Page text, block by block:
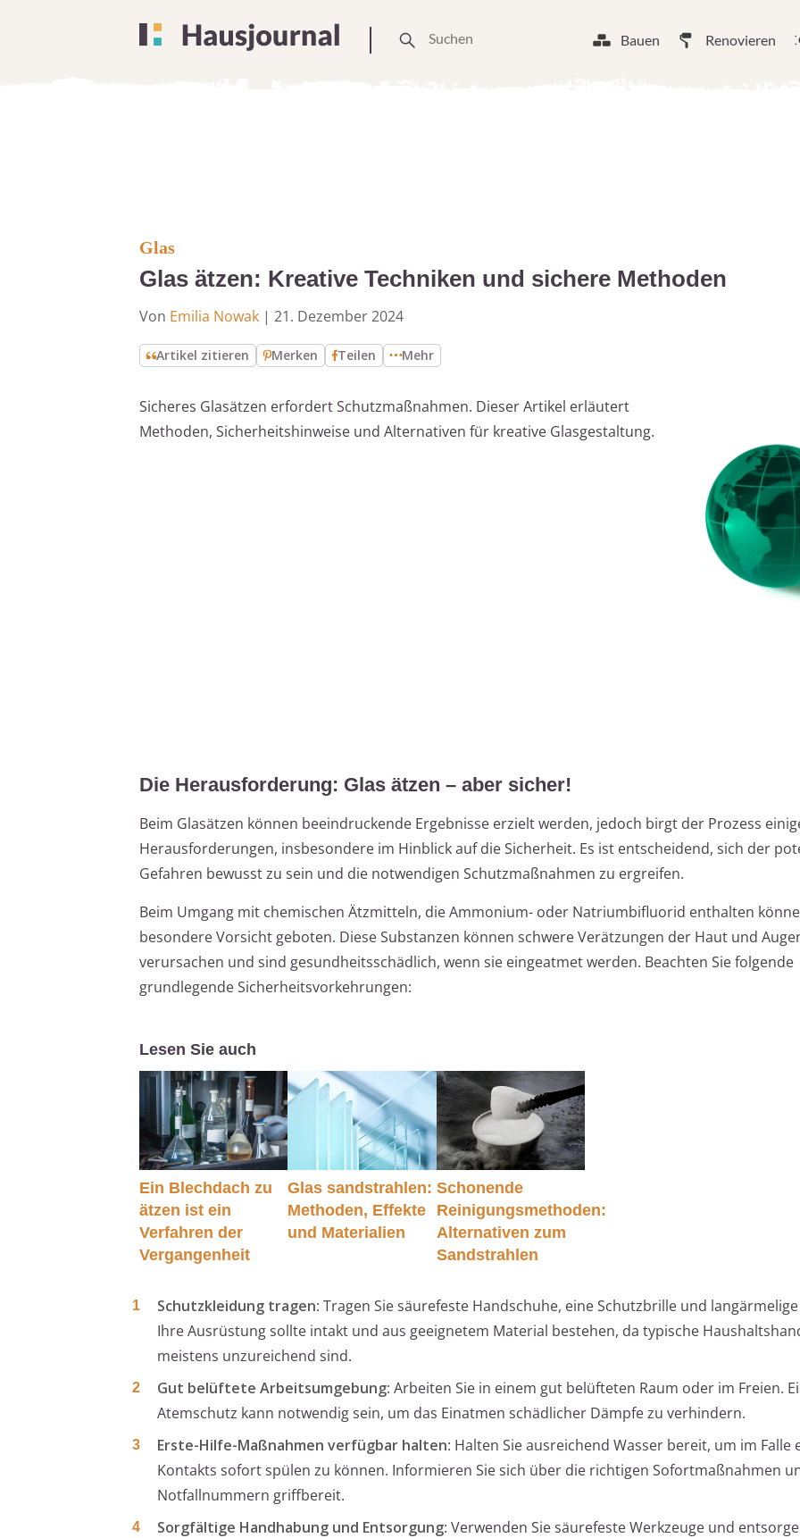
Bauen Renovieren
Glas
Glas ätzen: Kreative Techniken und sichere Methoden
Von Emilia Nowak | 21. Dezember 2024
Artikel zitieren Merken Teilen Mehr
Sicheres Glasätzen erfordert Schutzmaßnahmen. Dieser Artikel erläutert
Methoden, Sicherheitshinweise und Alternativen für kreative Glasgestaltung.
Die Herausforderung: Glas ätzen – aber sicher!
Beim Glasätzen können beeindruckende Ergebnisse erzielt werden, jedoch birgt der Prozess
Herausforderungen, insbesondere im Hinblick auf die Sicherheit. Es ist entscheidend, sich der
Gefahren bewusst zu sein und die notwendigen Schutzmaßnahmen zu ergreifen.
Beim Umgang mit chemischen Ätzmitteln, die Ammonium- oder Natriumbifluorid enthalten
besondere Vorsicht geboten. Diese Substanzen können schwere Verätzungen der Haut und
verursachen und sind gesundheitsschädlich, wenn sie eingeatmet werden. Beachten Sie folgende
grundlegende Sicherheitsvorkehrungen:
Lesen Sie auch
Ein Blechdach zu
ätzen ist ein
Verfahren der
Vergangenheit
Glas sandstrahlen:
Methoden, Effekte
und Materialien
Schonende
Reinigungsmethoden:
Alternativen zum
Sandstrahlen
Schutzkleidung tragen: Tragen Sie säurefeste Handschuhe, eine Schutzbrille und
Ihre Ausrüstung sollte intakt und aus geeignetem Material bestehen, da typische
meistens unzureichend sind.
Gut belüftete Arbeitsumgebung: Arbeiten Sie in einem gut belüfteten Raum oder im Freien.
Atemschutz kann notwendig sein, um das Einatmen schädlicher Dämpfe zu verhindern.
Erste-Hilfe-Maßnahmen verfügbar halten: Halten Sie ausreichend Wasser bereit, um im Falle
Kontakts sofort spülen zu können. Informieren Sie sich über die richtigen Sofortmaßnahmen
Notfallnummern griffbereit.
Sorgfältige Handhabung und Entsorgung: Verwenden Sie säurefeste Werkzeuge und